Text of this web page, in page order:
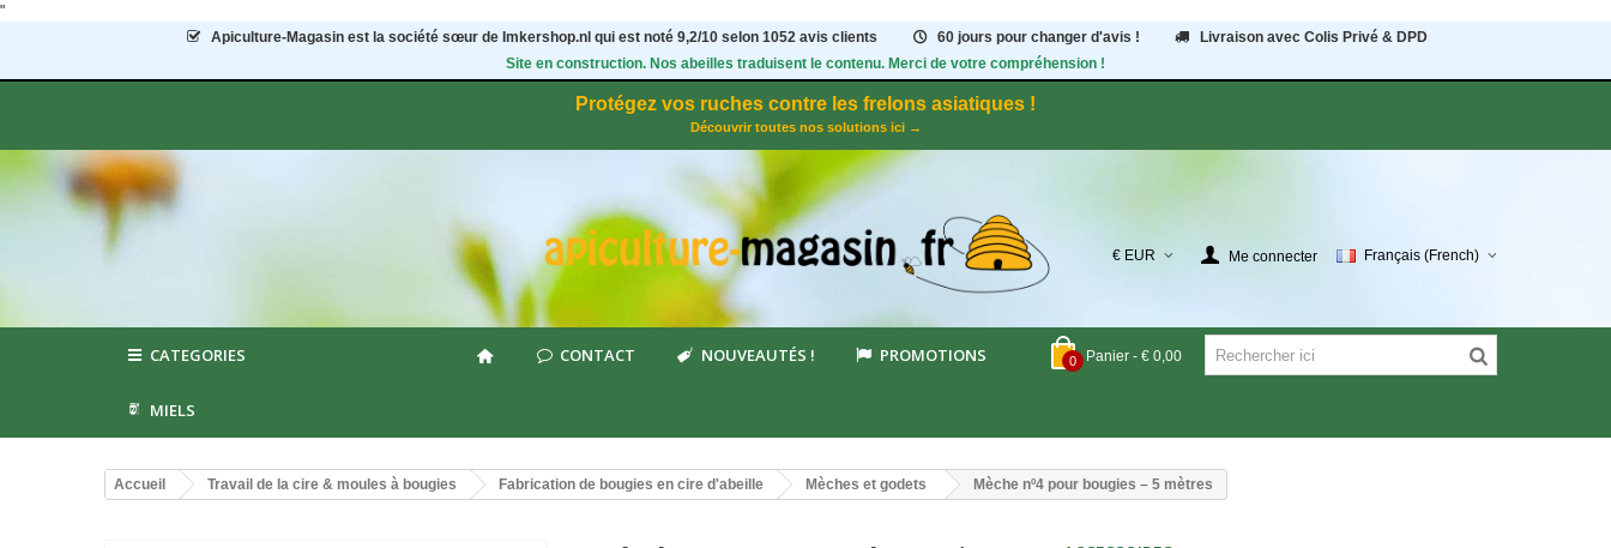
"
Apiculture-Magasin est la société sœur de Imkershop.nl qui est noté 9,2/10 selon 1052avis clients 60 jours pour changer d'avis !
Livraison avec Colis Privé & DPD
Site en construction. Nos abeilles traduisent le contenu. Merci de votre compréhension !
Protégez vos ruches contre les frelons asiatiques !
Découvrir toutes nos solutions ici →
€ EUR Me connecter Français (French)
0 Panier - € 0,00
CATEGORIES CONTACT NOUVEAUTÉS ! PROMOTIONS
MIELS
Accueil Travail de la cire & moules à bougies Fabrication de bougies en cire d'abeille Mèches et godets Mèche nº4 pour bougies – 5 mètres